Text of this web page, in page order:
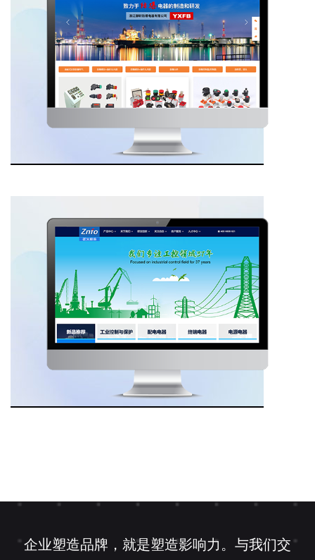
企业塑造品牌，就是塑造影响力。与我们交